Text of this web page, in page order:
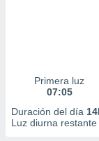
Primera luz
07:05
Duración del día
Luz diurna restante